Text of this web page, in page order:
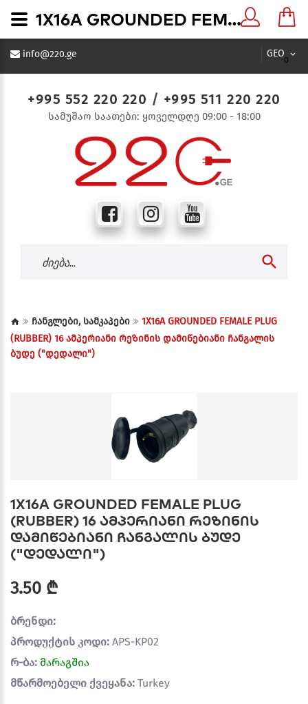
GEO
0
info@220.ge
+995 552 220 220 / +995 511 220 220
სამუშაო საათები: ყოველდღე 09:00 - 18:00
ჩანგლები, სამკაპები
1X16A GROUNDED FEMALE PLUG
(RUBBER) 16 ამპერიანი რეზინის დამიწებიანი ჩანგალის
ბუდე ("დედალი")
1X16A GROUNDED FEMALE PLUG
(RUBBER) 16 ამპერიანი რეზინის
დამიწებიანი ჩანგალის ბუდე
("დედალი")
3.50 ₾
ბრენდი:
პროდუქტის კოდი: APS-KP02
რ-ბა: მარაგშია
მწარმოებელი ქვეყანა: Turkey
1X16A GROUNDED FEMALE PLUG (RUBBER) 16 ამპერიანი რეზინის დამიწებიანი ჩანგალის ბუდე ("დედალი") - 220.ge